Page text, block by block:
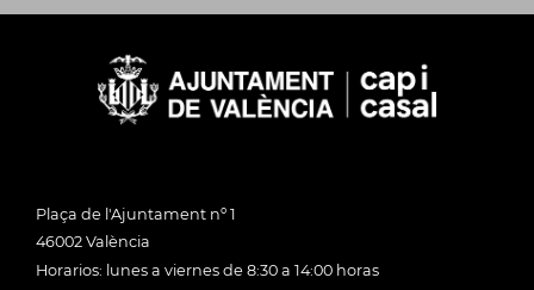
Plaça de l'Ajuntament nº 1
46002 València
Horarios: lunes a viernes de 8:30 a 14:00 horas